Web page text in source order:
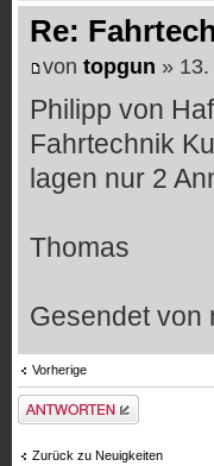
Re:
von topgun »
Philipp von
Fahrtechnik
lagen nur 2
Thomas
Gesendet von
Vorherige
Antwort erstellen
Zurück zu Neuigkeiten